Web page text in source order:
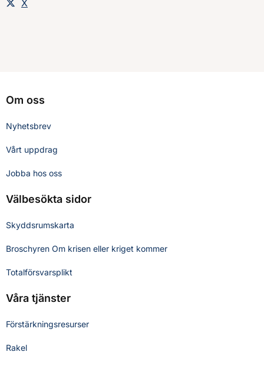
Dela sidan på
X
Om oss
Nyhetsbrev
Vårt uppdrag
Jobba hos oss
Välbesökta sidor
Skyddsrumskarta
Broschyren Om krisen eller kriget kommer
Totalförsvarsplikt
Våra tjänster
Förstärkningsresurser
Rakel